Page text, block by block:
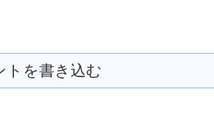
トを書き込む